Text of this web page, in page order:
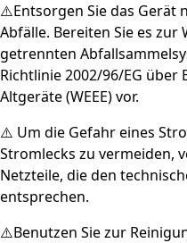
⚠️Entsorgen Sie das Gerät
Abfälle. Bereiten Sie es
getrennten
Richtlinie 2002/96/EG
Altgeräte (WEEE) vor.
⚠️ Um die Gefahr eines
Stromlecks zu vermeiden,
Netzteile, die den
entsprechen.
⚠️Benutzen Sie zur